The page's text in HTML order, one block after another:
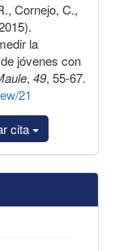
Cornejo, C.,
la
jóvenes con
, 49, 55-67.
21
cita